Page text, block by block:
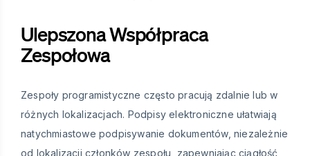
Ulepszona Współpraca
Zespołowa
Zespoły programistyczne często pracują zdalnie lub w
różnych lokalizacjach. Podpisy elektroniczne ułatwiają
natychmiastowe podpisywanie dokumentów, niezależnie
od lokalizacji członków zespołu, zapewniając ciągłość